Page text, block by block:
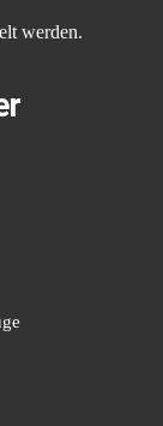
werden.